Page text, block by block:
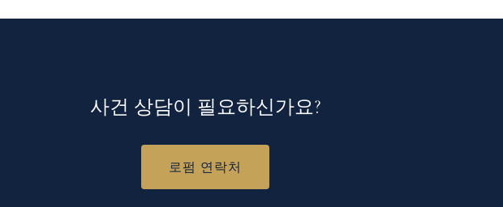
사건 상담이 필요하신가요?
로펌 연락처